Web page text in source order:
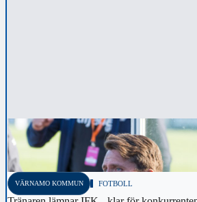
VÄRNAMO KOMMUN FOTBOLL